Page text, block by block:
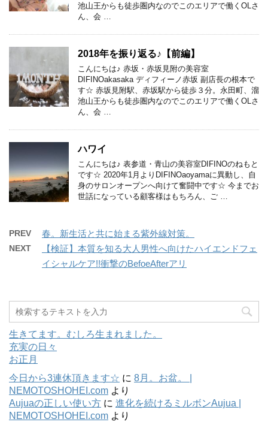
池山王からも徒歩圏内なのでこのエリアで働くOLさ
ん、会 …
2018年を振り返る♪【前編】
こんにちは♪ 赤坂・赤坂見附の美容室
DIFINOakasaka ディフィーノ赤坂 副店長の根本で
す☆ 赤坂見附駅、赤坂駅から徒歩３分。永田町、溜
池山王からも徒歩圏内なのでこのエリアで働くOLさ
ん、会 …
ハワイ
こんにちは♪ 表参道・青山の美容室DIFINOのねもと
です☆ 2020年1月よりDIFINOaoyamaに異動し、自
身のサロンオープンへ向けて奮闘中です☆ 今までお
世話になっている顧客様はもちろん、ご …
PREV 春。新生活と共に始まる紫外線対策。
NEXT
【検証】本質を知る大人男性へ向けたハイエンドフェ
イシャルケア!!衝撃のBefoeAfterアリ
生きてます。むしろ生まれました。
充実の日々
お正月
今日から3連休頂きます☆ に 8月。お盆。 |
NEMOTOSHOHEI.com より
Aujuaの正しい使い方 に 進化を続けるミルボンAujua |
NEMOTOSHOHEI.com より